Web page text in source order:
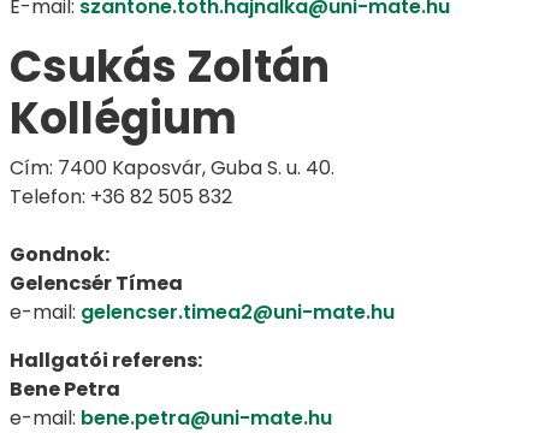
E-mail: szantone.toth.hajnalka@uni-mate.hu
Csukás Zoltán
Kollégium
Cím: 7400 Kaposvár, Guba S. u. 40.
Telefon: +36 82 505 832
Gondnok:
Gelencsér Tímea
e-mail: gelencser.timea2@uni-mate.hu
Hallgatói referens:
Bene Petra
e-mail: bene.petra@uni-mate.hu